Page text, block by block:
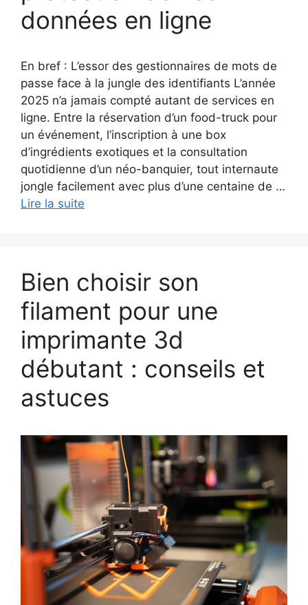
données en ligne
En bref : L’essor des gestionnaires de mots de
passe face à la jungle des identifiants L’année
2025 n’a jamais compté autant de services en
ligne. Entre la réservation d’un food-truck pour
un événement, l’inscription à une box
d’ingrédients exotiques et la consultation
quotidienne d’un néo-banquier, tout internaute
jongle facilement avec plus d’une centaine de …
Lire la suite
Bien choisir son
filament pour une
imprimante 3d
débutant : conseils et
astuces